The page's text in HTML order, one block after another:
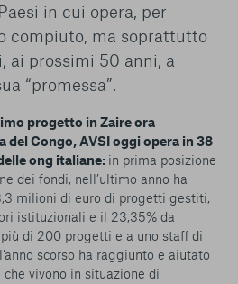
di alcuni cookie può
sulla Piattaforma e il suo
“Conferma le mie scelte”, la
effettuata verrà salvata. Se non è
premere questo pulsante
Ulteriori informazioni
in cui opera, per
compiuto, ma soprattutto
ai prossimi 50 anni, a
“promessa”.
progetto in Zaire ora
del Congo, AVSI oggi opera in 38
ong italiane: in prima posizione
dei fondi, nell’ultimo anno ha
milioni di euro di progetti gestiti,
istituzionali e il 23,35% da
di 200 progetti e a uno staff di
scorso ha raggiunto e aiutato
vivono in situazione di